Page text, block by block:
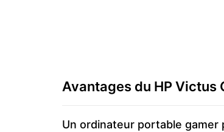
Avantages du HP Victus
Un ordinateur portable gamer